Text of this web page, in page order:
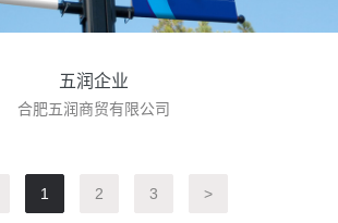
五润企业
合肥五润商贸有限公司
1 2 3 >